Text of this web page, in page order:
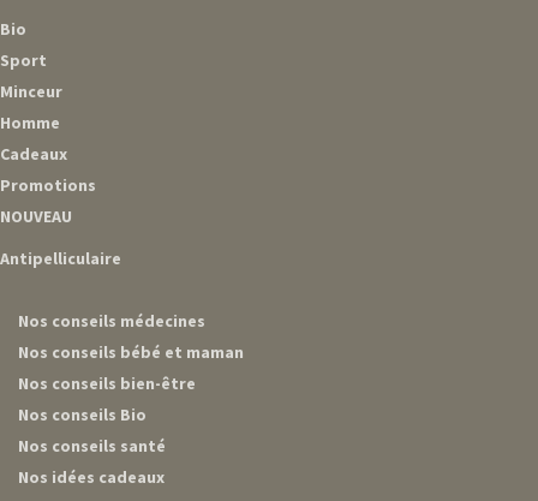
Bio
Sport
Minceur
Homme
Cadeaux
Promotions
NOUVEAU
Antipelliculaire
Nos conseils médecines
Nos conseils bébé et maman
Nos conseils bien-être
Nos conseils Bio
Nos conseils santé
Nos idées cadeaux